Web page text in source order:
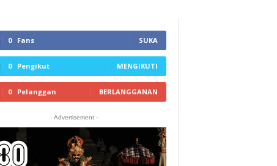
0 Fans SUKA
0 Pengikut MENGIKUTI
0 Pelanggan BERLANGGANAN
- Advertisement -